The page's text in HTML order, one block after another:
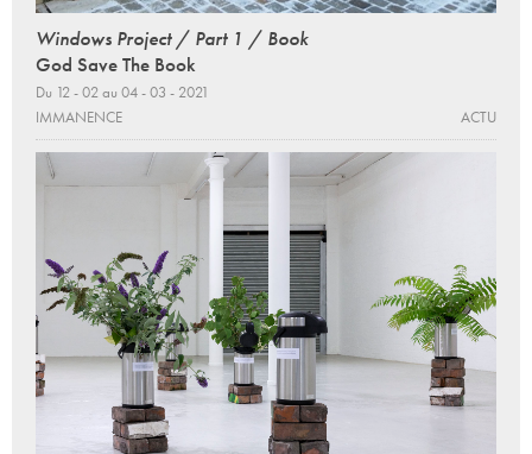
Windows Project / Part 1 / Book
God Save The Book
Du 12 - 02 au 04 - 03 - 2021
IMMANENCE
ACTU